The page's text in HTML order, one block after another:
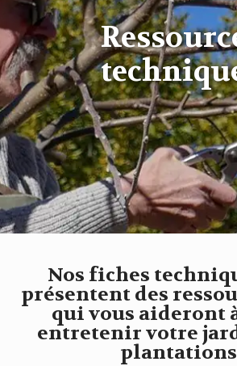
Nos fiches
présentent des
qui vous aideront
entretenir votre